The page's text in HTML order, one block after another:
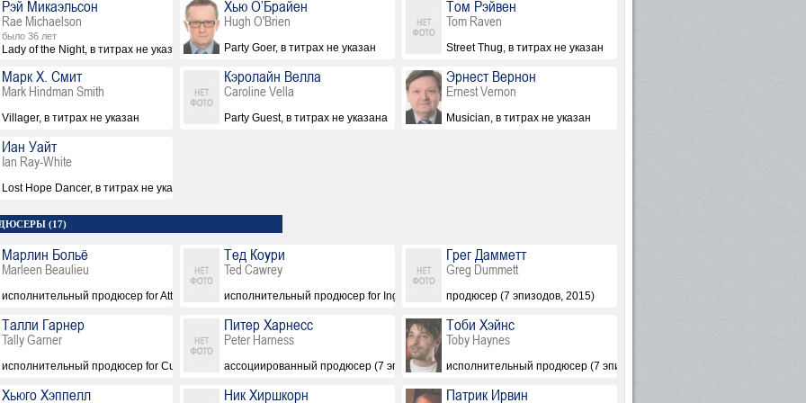
Рэй Микаэльсон
Rae Michaelson
было 36 лет
Lady of the Night, в титрах не указана
Хью О’Брайен
Hugh O'Brien
Party Goer, в титрах не указан
Том Рэйвен
Tom Raven
Street Thug, в титрах не указан
Марк Х. Смит
Mark Hindman Smith
Villager, в титрах не указан
Кэролайн Велла
Caroline Vella
Party Guest, в титрах не указана
Эрнест Вернон
Ernest Vernon
Musician, в титрах не указан
Иан Уайт
Ian Ray-White
Lost Hope Dancer, в титрах не указан
(17)
Марлин Больё
Marleen Beaulieu
исполнительный продюсер for Attraction Images (7 эпизодов, 2015)
Тед Коури
Ted Cawrey
исполнительный продюсер for Ingenious (7 эпизодов, 2015)
Грег Дамметт
Greg Dummett
продюсер (7 эпизодов, 2015)
Талли Гарнер
Tally Garner
исполнительный продюсер for Cuba Pictures (7 эпизодов, 2015)
Питер Харнесс
Peter Harness
ассоциированный продюсер (7 эпизодов, 2015)
Тоби Хэйнс
Toby Haynes
исполнительный продюсер (7 эпизодов, 2015)
Хьюго Хэппелл Ник Хиршкорн Патрик Ирвин